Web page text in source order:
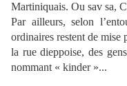
Martiniquais. Ou sav sa,
Par ailleurs, selon
ordinaires restent de mise
la rue dieppoise, des
nommant « kinder »...